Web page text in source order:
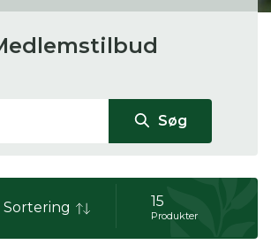
Søg
Sortering 15
Produkter